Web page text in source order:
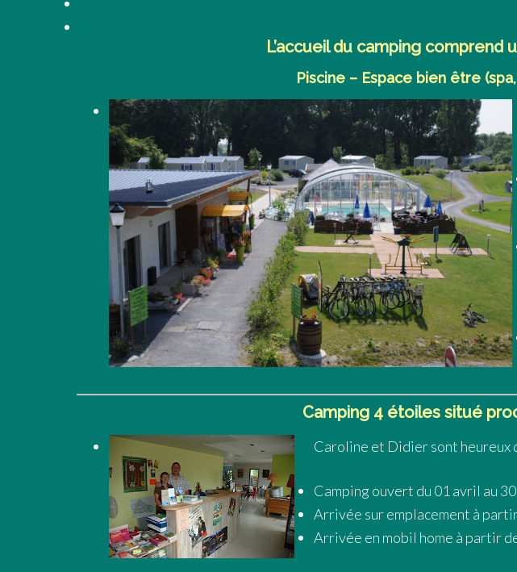
L’accueil du camping
Piscine – Espace bien être
Camping 4 étoiles situé
Caroline et Didier sont heureux
Camping ouvert du 01 avril au
Arrivée sur emplacement à
Arrivée en mobil home à partir